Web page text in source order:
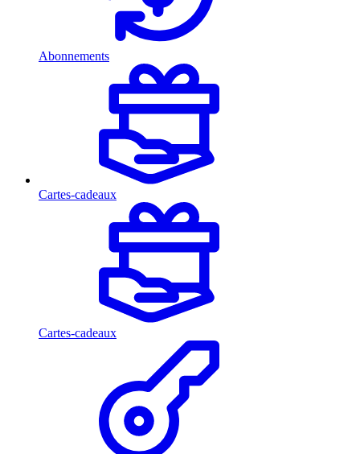
Abonnements
Cartes-cadeaux
Cartes-cadeaux